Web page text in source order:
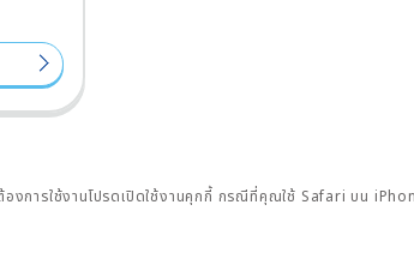
องการใช้งานโปรดเปิดใช้งานคุกกี้ กรณีที่คุณใช้ Safari บน